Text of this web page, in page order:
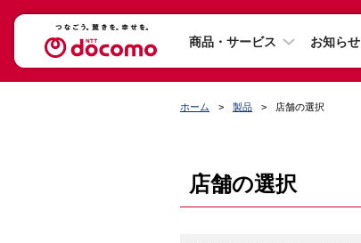
商品・サービス お知らせ
ホーム 製品 店舗の選択
店舗の選択